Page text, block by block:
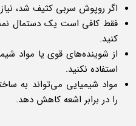
اگر روپوش سربی کثیف شد،
فقط کافی است یک دستمال
کنید.
از شوینده‌های قوی یا مواد
استفاده نکنید.
مواد شیمیایی می‌تواند به
را در برابر اشعه کاهش دهد.